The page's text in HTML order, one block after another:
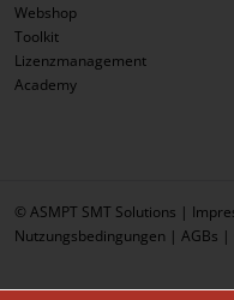
Webshop
Toolkit
Lizenzmanagement
Academy
© ASMPT SMT Solutions |
Nutzungsbedingungen | AGBs |